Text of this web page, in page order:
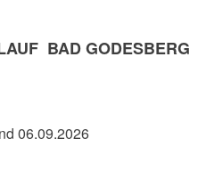
BAD GODESBERG
06.09.2026